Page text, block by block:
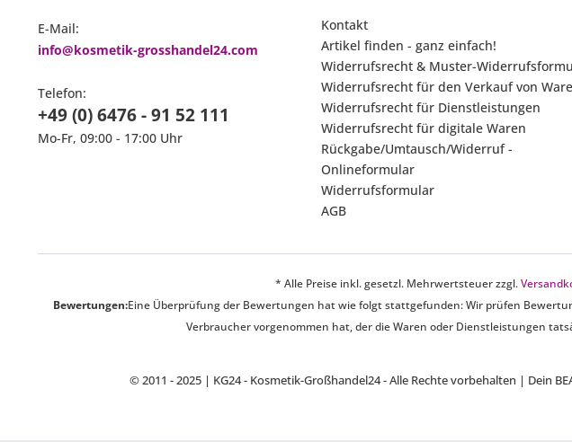
E-Mail:
info@kosmetik-grosshandel24.com
Telefon:
+49 (0) 6476 - 91 52 111
Mo-Fr, 09:00 - 17:00 Uhr
Kontakt
Artikel finden - ganz einfach!
Widerrufsrecht & Muster-
Widerrufsrecht für den Verkauf von
Widerrufsrecht für Dienstleistungen
Widerrufsrecht für digitale Waren
Rückgabe/Umtausch/Widerruf -
Onlineformular
Widerrufsformular
AGB
* Alle Preise inkl. gesetzl. Mehrwertsteuer zzgl.
Bewertungen:Eine Überprüfung der Bewertungen hat wie folgt stattgefunden: Wir prüfen
Verbraucher vorgenommen hat, der die Waren oder Dienstleistungen
© 2011 - 2025 | KG24 - Kosmetik-Großhandel24 - Alle Rechte vorbehalten | Dein